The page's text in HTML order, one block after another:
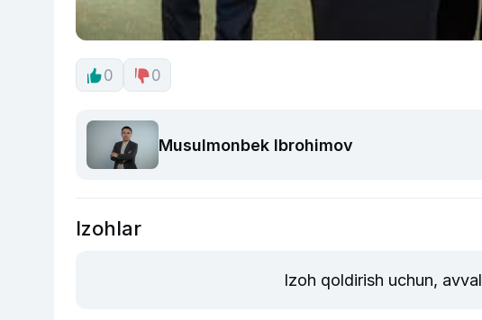
0 0
Musulmonbek Ibrohimov
Izohlar
Izoh qoldirish uchun, avval